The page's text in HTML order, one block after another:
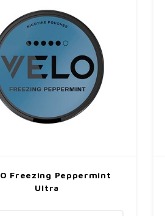
Freezing Peppermint
Ultra